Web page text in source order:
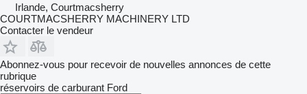
Irlande, Courtmacsherry
COURTMACSHERRY MACHINERY LTD
Contacter le vendeur
Abonnez-vous pour recevoir de nouvelles annonces de cette
rubrique
réservoirs de carburant Ford